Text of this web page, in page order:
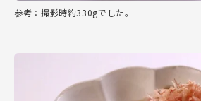
参考：撮影時約330gでした。